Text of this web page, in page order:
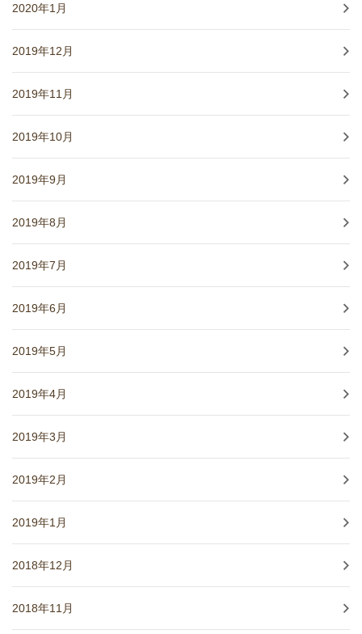
2020年1月
2019年12月
2019年11月
2019年10月
2019年9月
2019年8月
2019年7月
2019年6月
2019年5月
2019年4月
2019年3月
2019年2月
2019年1月
2018年12月
2018年11月